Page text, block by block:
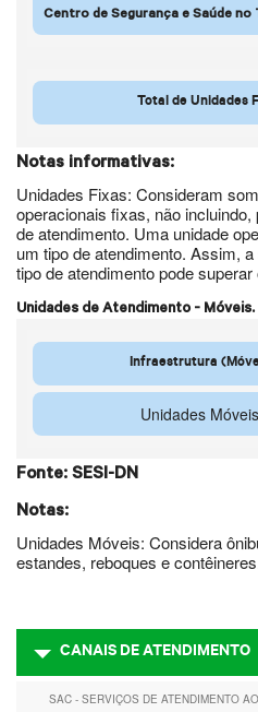
Centro de Segurança e Saúde no
Total de Unidades
Notas informativas:
Unidades Fixas: Consideram
operacionais fixas, não
de atendimento. Uma unidade
um tipo de atendimento. Assim,
tipo de atendimento pode
Unidades de Atendimento - Móveis.
Infraestrutura
Unidades
Fonte: SESI-DN
Notas:
Unidades Móveis: Considera
estandes, reboques e
CANAIS DE ATENDIMENTO
SAC - SERVIÇOS DE ATENDIMENTO